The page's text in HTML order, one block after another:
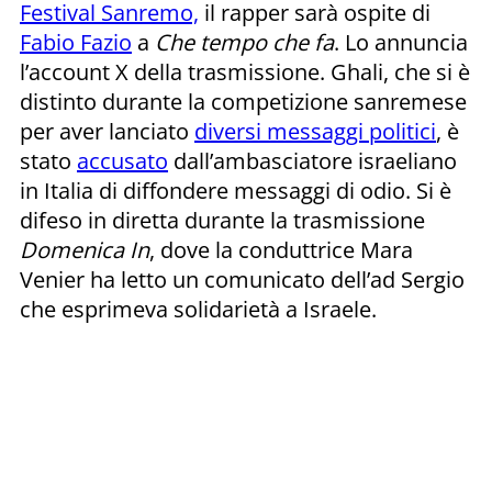
Festival Sanremo, il rapper sarà ospite di
Fabio Fazio a Che tempo che fa. Lo annuncia
l’account X della trasmissione. Ghali, che si è
distinto durante la competizione sanremese
per aver lanciato diversi messaggi politici, è
stato accusato dall’ambasciatore israeliano
in Italia di diffondere messaggi di odio. Si è
difeso in diretta durante la trasmissione
Domenica In, dove la conduttrice Mara
Venier ha letto un comunicato dell’ad Sergio
che esprimeva solidarietà a Israele.